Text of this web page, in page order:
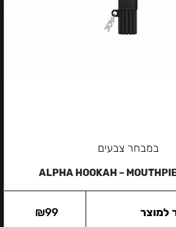
במבחר צבעים
ALPHA HOOKAH –
₪99 למוצר